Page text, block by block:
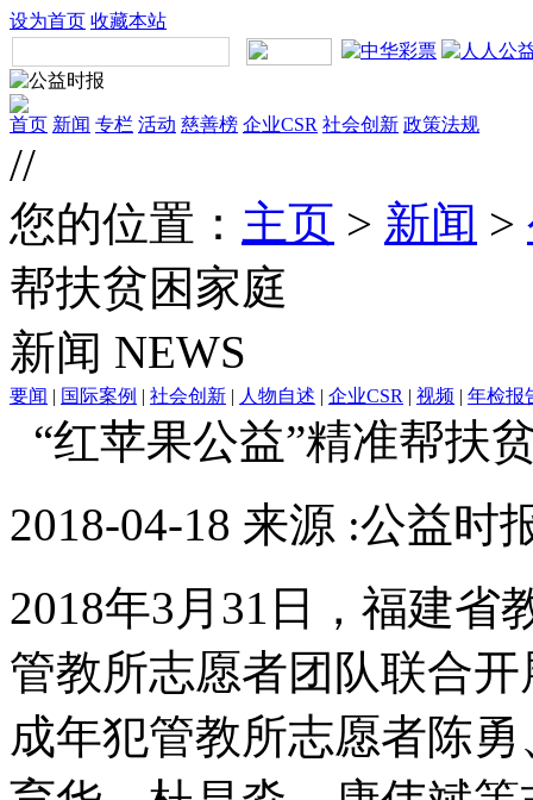
设为首页 收藏本站
首页 新闻 专栏 活动 慈善榜 企业CSR 社会创新 政策法规
//
您的位置： 主页 > 新闻 >
帮扶贫困家庭 ‍
新闻 NEWS
要闻 | 国际案例 | 社会创新 | 人物自述 | 企业CSR | 视频 | 年检报
“红苹果公益”精准帮扶
2018-04-18 来源 :公益时
2018年3月31日，福建省
管教所志愿者团队联合
成年犯管教所志愿者陈